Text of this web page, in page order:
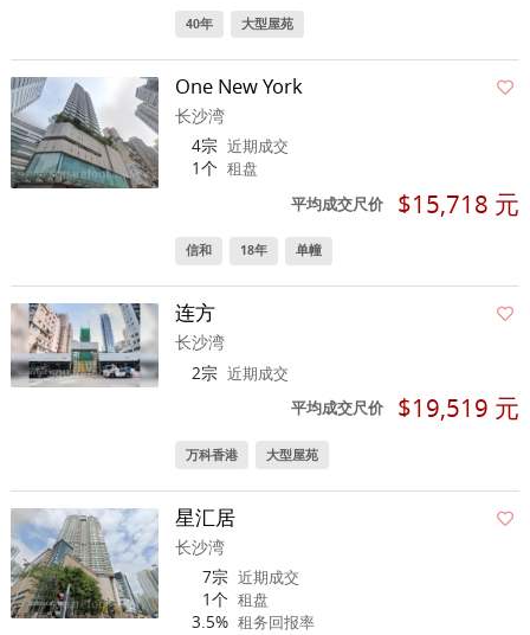
40年 大型屋苑
One New York
长沙湾
4宗 近期成交
1个 租盘
平均成交尺价 $15,718 元
信和 18年 单幢
连方
长沙湾
2宗 近期成交
平均成交尺价 $19,519 元
万科香港 大型屋苑
星汇居
长沙湾
7宗 近期成交
1个 租盘
3.5% 租务回报率